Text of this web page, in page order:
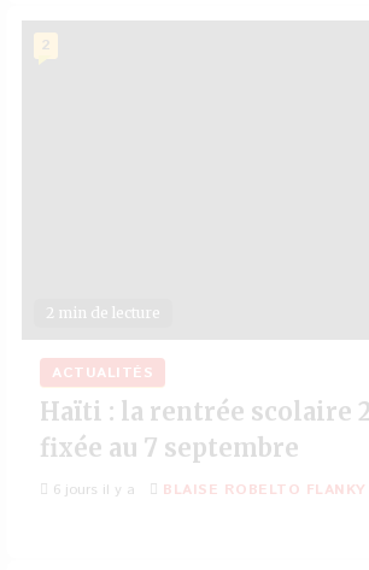
2 min de lecture
2
ACTUALITÉS
Haïti : la rentrée scolaire
fixée au 7 septembre
6 jours il y a BLAISE ROBELTO FLANKY